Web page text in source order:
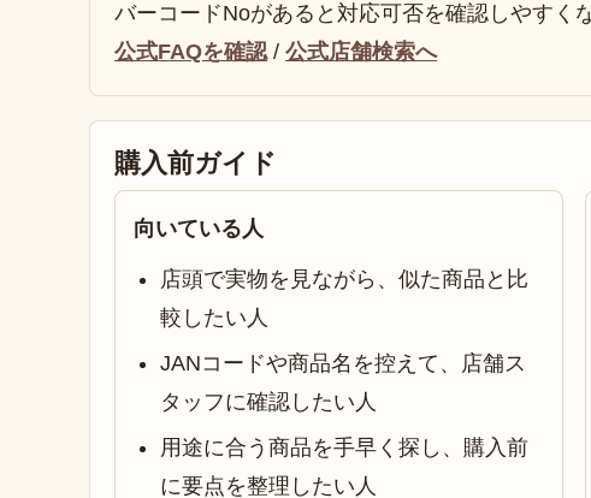
バーコードNoがあると対応可否を確認しやすく
公式FAQを確認/ 公式店舗検索へ
購入前ガイド
向いている人
店頭で実物を見ながら、似た商品と比
較したい人
JANコードや商品名を控えて、店舗ス
タッフに確認したい人
用途に合う商品を手早く探し、購入前
に要点を整理したい人